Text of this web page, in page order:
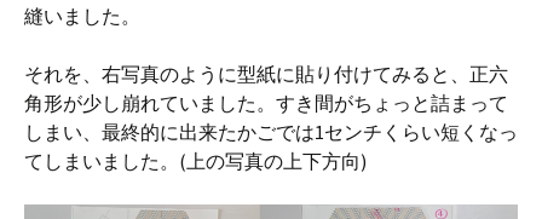
縫いました。
それを、右写真のように型紙に貼り付けてみると、正六
角形が少し崩れていました。すき間がちょっと詰まって
しまい、最終的に出来たかごでは1センチくらい短くなっ
てしまいました。(上の写真の上下方向)